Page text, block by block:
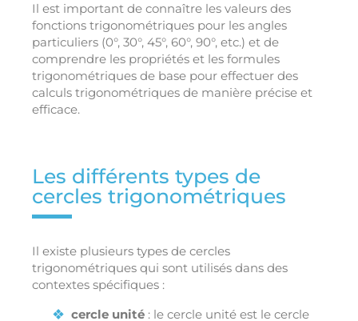
Il est important de connaître les valeurs des
fonctions trigonométriques pour les angles
particuliers (0°, 30°, 45°, 60°, 90°, etc.) et de
comprendre les propriétés et les formules
trigonométriques de base pour effectuer des
calculs trigonométriques de manière précise et
efficace.
Les différents types de
cercles trigonométriques
Il existe plusieurs types de cercles
trigonométriques qui sont utilisés dans des
contextes spécifiques :
cercle unité : le cercle unité est le cercle